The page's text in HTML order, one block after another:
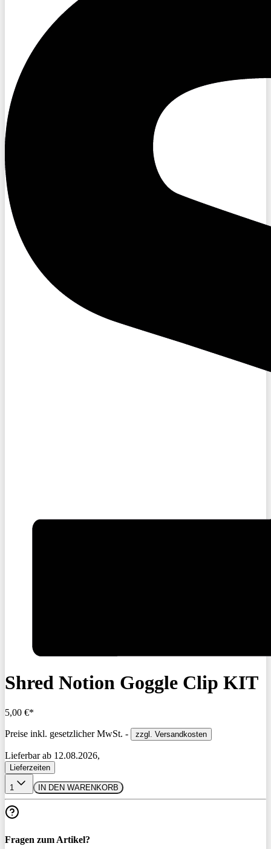
Shred Notion Goggle Clip KIT
5,00 €*
Preise inkl. gesetzlicher MwSt. - zzgl. Versandkosten
Lieferbar ab 12.08.2026,
Lieferzeiten
1 IN DEN WARENKORB
Fragen zum Artikel?